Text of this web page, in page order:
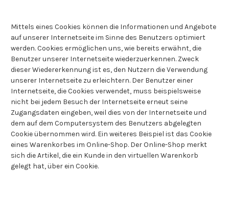
Mittels eines Cookies können die Informationen und Angebote
auf unserer Internetseite im Sinne des Benutzers optimiert
werden. Cookies ermöglichen uns, wie bereits erwähnt, die
Benutzer unserer Internetseite wiederzuerkennen. Zweck
dieser Wiedererkennung ist es, den Nutzern die Verwendung
unserer Internetseite zu erleichtern. Der Benutzer einer
Internetseite, die Cookies verwendet, muss beispielsweise
nicht bei jedem Besuch der Internetseite erneut seine
Zugangsdaten eingeben, weil dies von der Internetseite und
dem auf dem Computersystem des Benutzers abgelegten
Cookie übernommen wird. Ein weiteres Beispiel ist das Cookie
eines Warenkorbes im Online-Shop. Der Online-Shop merkt
sich die Artikel, die ein Kunde in den virtuellen Warenkorb
gelegt hat, über ein Cookie.